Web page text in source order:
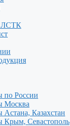
ЛСТК
по России
Москва
Астана, Казахстан
Крым, Севастополь